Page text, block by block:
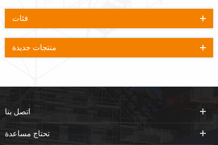
فئات
منتجات جديدة
اتصل بنا
تحتاج مساعدة